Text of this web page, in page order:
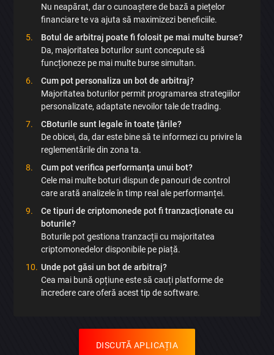
Nu neapărat, dar o cunoaștere de bază a piețelor
financiare te va ajuta să maximizezi beneficiile.
Botul de arbitraj poate fi folosit pe mai multe burse?
Da, majoritatea boturilor sunt concepute să
funcționeze pe mai multe burse simultan.
Cum pot personaliza un bot de arbitraj?
Majoritatea boturilor permit programarea strategiilor
personalizate, adaptate nevoilor tale de trading.
CBoturile sunt legale în toate țările?
De obicei, da, dar este bine să te informezi cu privire la
reglementările din zona ta.
Cum pot verifica performanța unui bot?
Cele mai multe boturi dispun de panouri de control
care arată analizele în timp real ale performanței.
Ce tipuri de criptomonede pot fi tranzacționate cu
boturile?
Boturile pot gestiona tranzacții cu majoritatea
criptomonedelor disponibile pe piață.
Unde pot găsi un bot de arbitraj?
Cea mai bună opțiune este să cauți platforme de
încredere care oferă acest tip de software.
DISCUTĂ APLICAȚIA